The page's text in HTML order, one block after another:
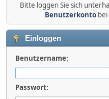
Bitte loggen Sie sich
Benutzerkonto
Einloggen
Benutzername:
Passwort: